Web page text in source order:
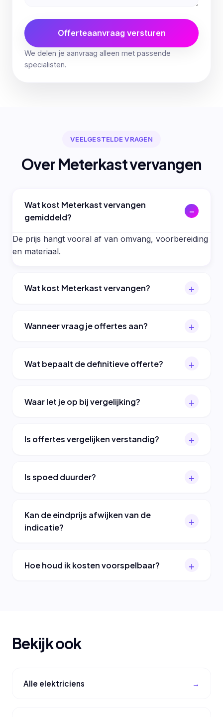
Offerteaanvraag versturen
We delen je aanvraag alleen met passende
specialisten.
VEELGESTELDE VRAGEN
Over Meterkast vervangen
Wat kost Meterkast vervangen
gemiddeld?
De prijs hangt vooral af van omvang, voorbereiding
en materiaal.
Wat kost Meterkast vervangen?
Wanneer vraag je offertes aan?
Wat bepaalt de definitieve offerte?
Waar let je op bij vergelijking?
Is offertes vergelijken verstandig?
Is spoed duurder?
Kan de eindprijs afwijken van de
indicatie?
Hoe houd ik kosten voorspelbaar?
Bekijk ook
Alle elektriciens